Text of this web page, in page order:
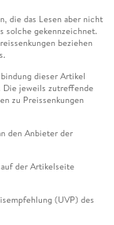
die das Lesen aber nicht
solche gekennzeichnet.
beziehen
dieser Artikel
Die jeweils zutreffende
zu Preissenkungen
den Anbieter der
der Artikelseite
(UVP) des